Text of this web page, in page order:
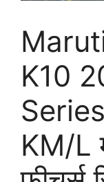
K10
KM/L